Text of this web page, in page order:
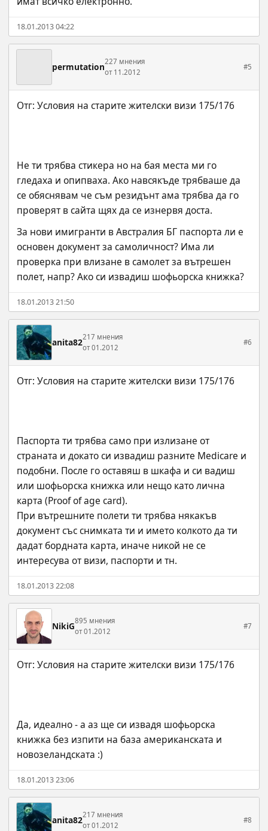
18.01.2013 04:22
permutation227 мнения
от 11.2012
#5
Не ти трябва стикера но на бая места ми го
гледаха и опипваха. Ако навсякъде трябваше да
се обяснявам че съм резидънт ама трябва да го
проверят в сайта щях да се изнервя доста.
За нови имигранти в Австралия БГ паспорта ли е
основен документ за самоличност? Има ли
проверка при влизане в самолет за вътрешен
полет, напр? Ако си извадиш шофьорска книжка?
18.01.2013 21:50
anita82217 мнения
от 01.2012
#6
Паспорта ти трябва само при излизане от
страната и докато си извадиш разните Medicare и
подобни. После го оставяш в шкафа и си вадиш
или шофьорска книжка или нещо като лична
карта (Proof of age card).
При вътрешните полети ти трябва някакъв
документ със снимката ти и името колкото да ти
дадат бордната карта, иначе никой не се
интересува от визи, паспорти и тн.
18.01.2013 22:08
NikiG895 мнения
от 01.2012
#7
Да, идеално - а аз ще си извадя шофьорска
книжка без изпити на база американската и
новозеландската :)
18.01.2013 23:06
anita82217 мнения
от 01.2012
#8